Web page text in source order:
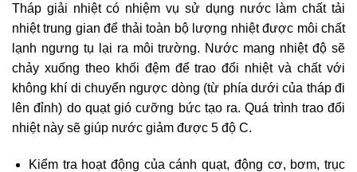
Tháp giải nhiệt có nhiệm vụ sử dụng nước làm chất tải
nhiệt trung gian để thải toàn bộ lượng nhiệt được môi chất
lạnh ngưng tụ lại ra môi trường. Nước mang nhiệt độ sẽ
chảy xuống theo khối đệm để trao đổi nhiệt và chất với
không khí di chuyển ngược dòng (từ phía dưới của tháp đi
lên đỉnh) do quạt gió cưỡng bức tạo ra. Quá trình trao đổi
nhiệt này sẽ giúp nước giảm được 5 độ C.
Kiểm tra hoạt động của cánh quạt, động cơ, bơm, trục